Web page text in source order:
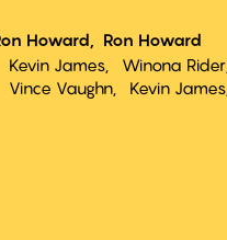
Howard
Ron Howard
Kevin James Winona Rider
Vince Vaughn Kevin James